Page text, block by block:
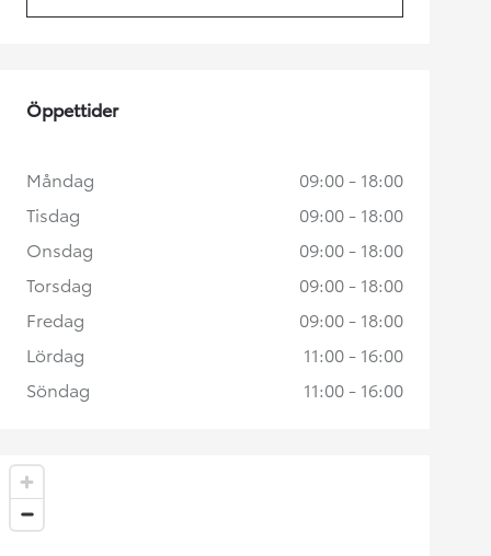
Öppettider
Måndag
09:00 - 18:00
Tisdag
09:00 - 18:00
Onsdag
09:00 - 18:00
Torsdag
09:00 - 18:00
Fredag
09:00 - 18:00
Lördag
11:00 - 16:00
Söndag
11:00 - 16:00